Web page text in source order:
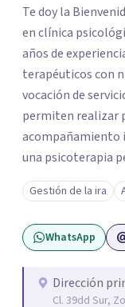
Te doy la
en clínica
años de
terapéuticos con
vocación de
permiten realizar
acompañamiento
una psicoterapia
Gestión de la ira
WhatsApp
Dirección
Cl. 39dd Sur,